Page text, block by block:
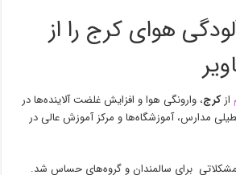
هوای کرج را از
ازکرج، وارونگی هوا و افزایش غلضت آلاینده‌ها در
مدارس، آموزشگاه‌ها و مرکز آموزش عالی در
برای سالمندان و گروه‌های حساس شد.